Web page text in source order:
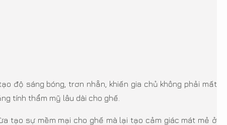
độ sáng bóng, trơn nhẵn, khiến gia chủ không phải mất
tính thẩm mỹ lâu dài cho ghế.
tạo sự mềm mại cho ghế mà lại tạo cảm giác mát mẻ ở